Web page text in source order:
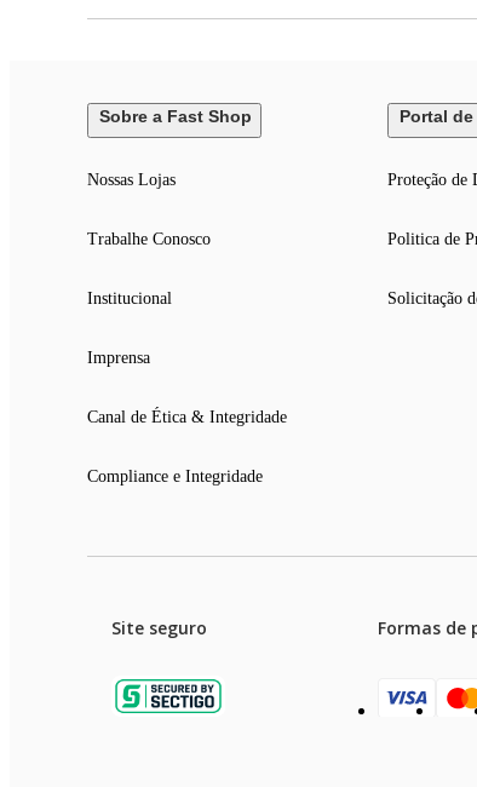
Sobre a Fast Shop
Nossas Lojas
Trabalhe Conosco
Institucional
Imprensa
Canal de Ética & Integridade
Compliance e Integridade
Portal
Proteção de
Politica de
Solicitação
Site seguro Formas de